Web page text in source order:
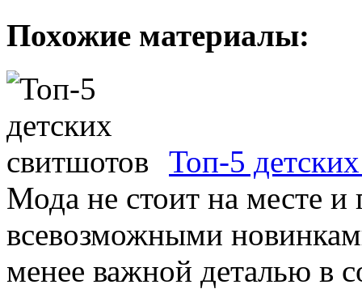
Похожие материалы:
Топ-5
Мода не стоит на месте и
всевозможными
менее важной деталью в